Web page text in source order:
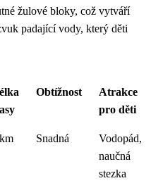
žulové bloky, což vytváří
padající vody, který děti
Obtížnost
Atrakce
pro děti
Snadná
Vodopád,
naučná
stezka